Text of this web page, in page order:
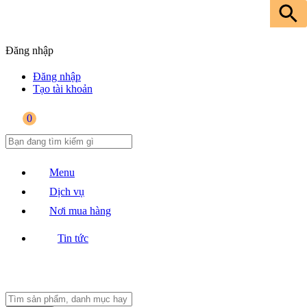
Đăng nhập
Đăng nhập
Tạo tài khoản
0
Menu
Dịch vụ
Nơi mua hàng
Tin tức